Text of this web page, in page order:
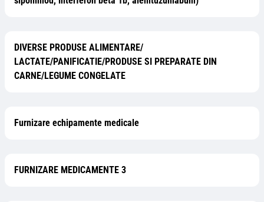
DIVERSE PRODUSE ALIMENTARE/
LACTATE/PANIFICATIE/PRODUSE SI PREPARATE DIN
CARNE/LEGUME CONGELATE
Furnizare echipamente medicale
FURNIZARE MEDICAMENTE 3